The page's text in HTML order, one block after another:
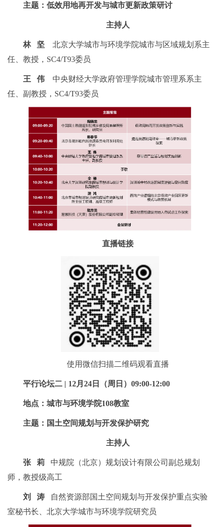
主题：低效用地再开发与城市更新政策研讨
主持人
林 坚 北京大学城市与环境学院城市与区域规划系主
任、教授，SC4/T93委员
王 伟 中央财经大学政府管理学院城市管理系系主
任、副教授，SC4/T93委员
直播链接
使用微信扫描二维码观看直播
平行论坛二 | 12月24日（周日）09:00-12:00
地点：城市与环境学院108教室
主题：国土空间规划与开发保护研究
主持人
张 莉 中规院（北京）规划设计有限公司副总规划
师，教授级高工
刘 涛 自然资源部国土空间规划与开发保护重点实验
室秘书长、北京大学城市与环境学院研究员